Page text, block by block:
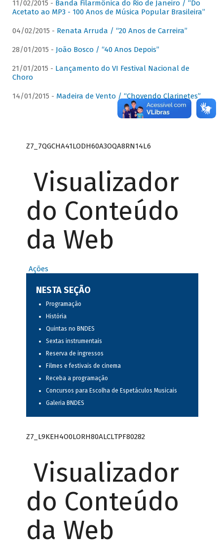
11/02/2015 - Banda Filarmônica do Rio de Janeiro / “Do
Acetato ao MP3 - 100 Anos de Música Popular Brasileira”
04/02/2015 - Renata Arruda / “20 Anos de Carreira”
28/01/2015 - João Bosco / “40 Anos Depois”
21/01/2015 - Lançamento do VI Festival Nacional de
Choro
14/01/2015 - Madeira de Vento / “Chovendo Clarinetes”
Z7_7QGCHA41LODH60A3OQA8RN14L6
Visualizador
do Conteúdo
da Web
Ações
NESTA SEÇÃO
Programação
História
Quintas no BNDES
Sextas instrumentais
Reserva de ingressos
Filmes e festivais de cinema
Receba a programação
Concursos para Escolha de Espetáculos Musicais
Galeria BNDES
Z7_L9KEH4O0LORH80ALCLTPF80282
Visualizador
do Conteúdo
da Web